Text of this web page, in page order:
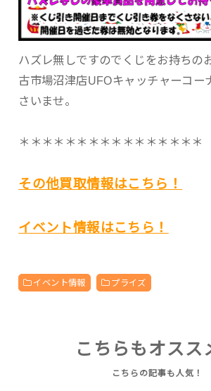
ハズレ無しですのでくじをお持ちの
古市場沼津店UFOキャッチャーコー
さいませ。
＊＊＊＊＊＊＊＊＊＊＊＊＊＊＊＊
その他買取情報はこちら！
イベント情報はこちら！
イベント情報 プライズ
こちらもオスス